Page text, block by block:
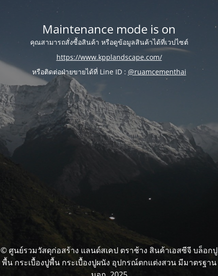
Maintenance mode is on
คุณสามารถสั่งซื้อสินค้า หรือดูข้อมูลสินค้าได้ที่เวปไซต์
https://www.kpplandscape.com/
หรือติดต่อฝ่ายขายได้ที่ Line ID : @ruamcementhai
© ศูนย์รวมวัสดุก่อสร้าง แลนด์สเคป ตราช้าง สินค้าเอสซีจี บล็อกปู
พื้น กระเบื้องปูพื้น กระเบื้องปูผนัง อุปกรณ์ตกแต่งสวน มีมาตรฐาน